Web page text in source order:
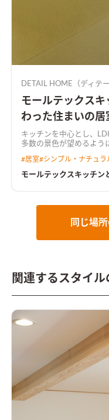
DETAIL HOME（ディテ
モールテックス
わった住まいの居
キッチンを中心とし、
多数の景色が望めるように計画しま
ェのような空間となりま
#居室#シンプル・ナチュラ
モールテックスキッチン
同じ場
関連するスタイル